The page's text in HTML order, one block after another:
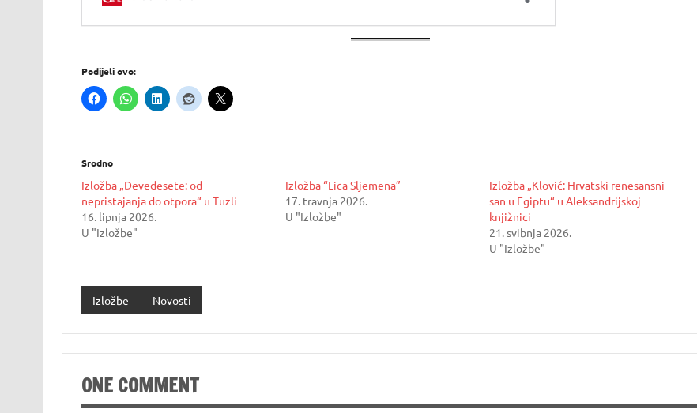
Podijeli ovo:
Srodno
Izložba „Devedesete: od
nepristajanja do otpora“ u Tuzli
16. lipnja 2026.
U "Izložbe"
Izložba “Lica Sljemena”
17. travnja 2026.
U "Izložbe"
Izložba „Klović: Hrvatski renesansni
san u Egiptu“ u Aleksandrijskoj
knjižnici
21. svibnja 2026.
U "Izložbe"
Izložbe Novosti
ONE COMMENT